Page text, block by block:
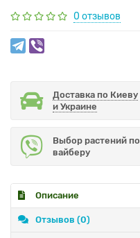
0 отзывов
Доставка по Киеву
и Украине
Выбор растений по
вайберу
Описание
Отзывов (0)